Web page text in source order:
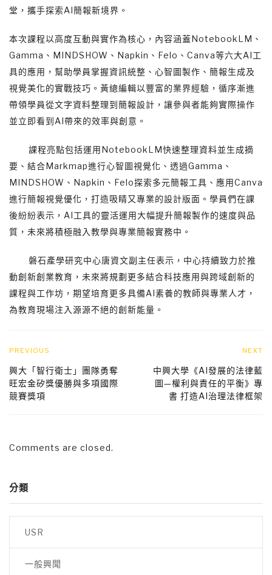
堂，攜手探索AI簡報新境界。
本次課程以高度互動與實作為核心，內容涵蓋NotebookLM、
Gamma、MINDSHOW、Napkin、Felo、Canva等六大AI工
具的應用，幫助學員掌握資訊統整、心智圖製作、簡報生成及
視覺美化的實戰技巧。黃總編輯以豐富的業界經驗，循序漸進
帶領學員從文字資料整理到簡報設計，讓參與者能夠實際操作
並立即看到AI帶來的效率與創意。
課程亮點包括運用NotebookLM快速整理資料並生成摘
要、結合Markmap進行心智圖視覺化、透過Gamma、
MINDSHOW、Napkin、Felo探索多元簡報工具、應用Canva
進行簡報視覺優化，打造吸睛又專業的設計版面。學員們在課
後紛紛表示，AI工具的靈活運用大幅提升簡報製作的速度與品
質，未來將積極融入教學與專業簡報實務中。
磐石產學研究中心唐資文副主任表示，中心持續致力於推
動創新創業教育，未來將規劃更多結合科技應用與跨域創新的
課程與工作坊，期望培育更多具備AI素養的教師與專業人才，
為教育現場注入源源不絕的創新能量。
PREVIOUS
興大「智行衛士」團隊勇奪
旺宏金矽獎優勝與多項國際
競賽獎項
NEXT
中興大學《AI發展的法律藍
圖—權利與責任的平衡》專
書 打造AI治理法律框架
Comments are closed.
分類
USR
一般興聞